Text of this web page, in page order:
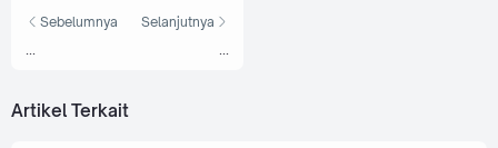
Sebelumnya Selanjutnya
Artikel Terkait